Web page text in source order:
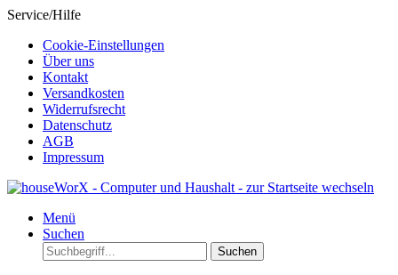
Service/Hilfe
Cookie-Einstellungen
Über uns
Kontakt
Versandkosten
Widerrufsrecht
Datenschutz
AGB
Impressum
Menü
Suchen
Suchen